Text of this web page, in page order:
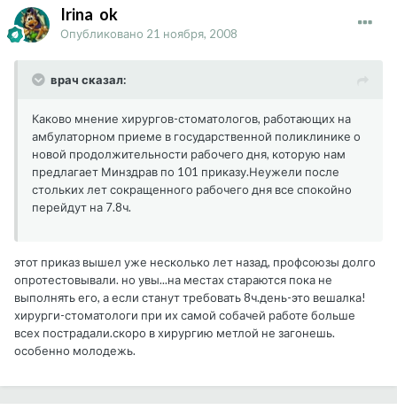
Irina_ok
Опубликовано 21 ноября, 2008
врач сказал:
Каково мнение хирургов-стоматологов, работающих на
амбулаторном приеме в государственной поликлинике о
новой продолжительности рабочего дня, которую нам
предлагает Минздрав по 101 приказу.Неужели после
стольких лет сокращенного рабочего дня все спокойно
перейдут на 7.8ч.
этот приказ вышел уже несколько лет назад, профсоюзы долго
опротестовывали. но увы...на местах стараются пока не
выполнять его, а если станут требовать 8ч.день-это вешалка!
хирурги-стоматологи при их самой собачей работе больше
всех пострадали.скоро в хирургию метлой не загонешь.
особенно молодежь.